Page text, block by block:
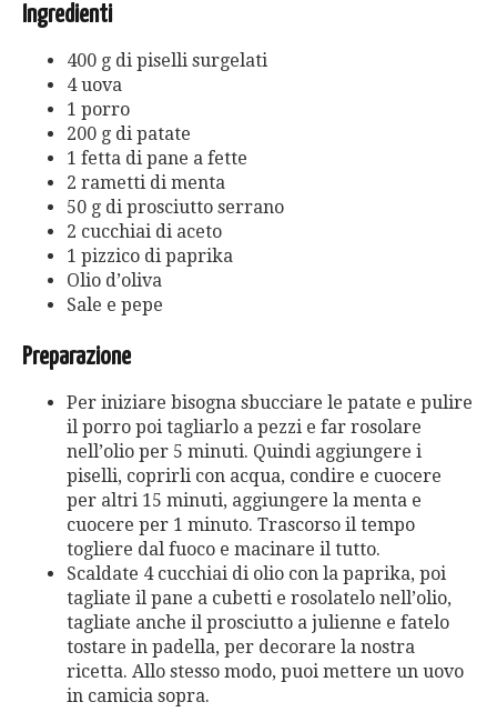
Ingredienti
400 g di piselli surgelati
4 uova
1 porro
200 g di patate
1 fetta di pane a fette
2 rametti di menta
50 g di prosciutto serrano
2 cucchiai di aceto
1 pizzico di paprika
Olio d’oliva
Sale e pepe
Preparazione
Per iniziare bisogna sbucciare le patate e pulire
il porro poi tagliarlo a pezzi e far rosolare
nell’olio per 5 minuti. Quindi aggiungere i
piselli, coprirli con acqua, condire e cuocere
per altri 15 minuti, aggiungere la menta e
cuocere per 1 minuto. Trascorso il tempo
togliere dal fuoco e macinare il tutto.
Scaldate 4 cucchiai di olio con la paprika, poi
tagliate il pane a cubetti e rosolatelo nell’olio,
tagliate anche il prosciutto a julienne e fatelo
tostare in padella, per decorare la nostra
ricetta. Allo stesso modo, puoi mettere un uovo
in camicia sopra.